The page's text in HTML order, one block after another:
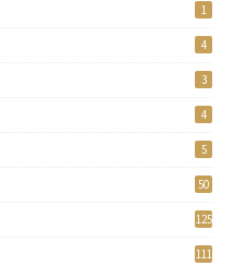
1
4
3
4
5
50
125
111